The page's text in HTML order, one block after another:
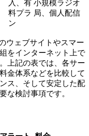
入、有
料プラ
ン
小規模ラジオ
局、個人配信
ウェブサイトやスマー
をインターネット上で
上記の表では、各サー
金体系などを比較して
ス、そして安定した配
な検討事項です。